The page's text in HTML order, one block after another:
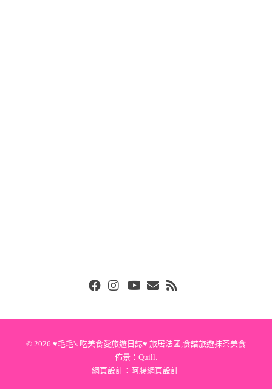
© 2026 ♥毛毛's 吃美食愛旅遊日誌♥ 旅居法國,食譜旅遊抹茶美食
佈景： Quill
網頁設計： 阿腸網頁設計